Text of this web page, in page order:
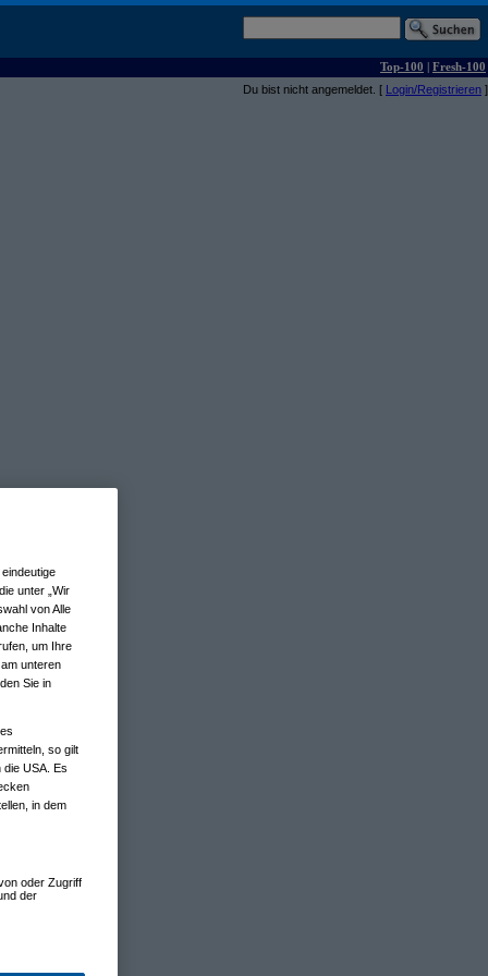
Top-100 | Fresh-100
Du bist nicht angemeldet. [ Login/Registrieren ]
unter „Wir
von Alle
Inhalte
um Ihre
unteren
Sie in
so gilt
die USA. Es
in dem
oder Zugriff
der